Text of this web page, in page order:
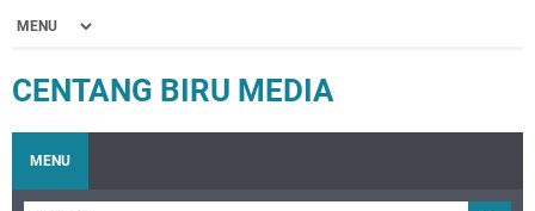
CENTANG BIRU MEDIA
MENU